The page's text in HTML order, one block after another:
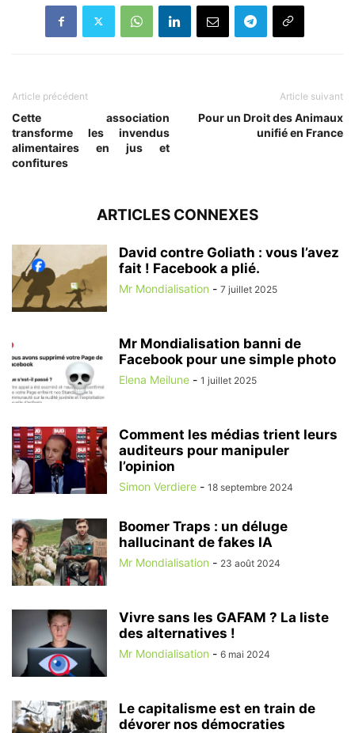
Article précédent
Cette association
transforme les invendus
alimentaires en jus et
confitures
Article suivant
Pour un Droit des Animaux
unifié en France
ARTICLES CONNEXES
David contre Goliath : vous l’avez
fait ! Facebook a plié.
Mr Mondialisation - 7 juillet 2025
Mr Mondialisation banni de
Facebook pour une simple photo
Elena Meilune - 1 juillet 2025
Comment les médias trient leurs
auditeurs pour manipuler
l’opinion
Simon Verdiere - 18 septembre 2024
Boomer Traps : un déluge
hallucinant de fakes IA
Mr Mondialisation - 23 août 2024
Vivre sans les GAFAM ? La liste
des alternatives !
Mr Mondialisation - 6 mai 2024
Le capitalisme est en train de
dévorer nos démocraties